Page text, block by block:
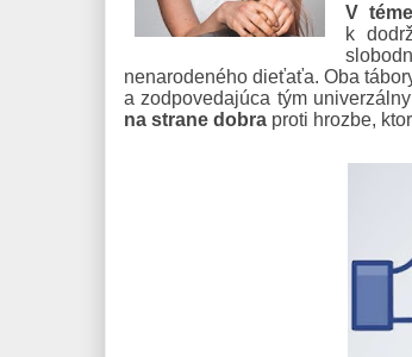
V
k
nenarodeného dieťaťa. Oba
a zodpovedajúca tým
na strane dobra proti hrozbe,